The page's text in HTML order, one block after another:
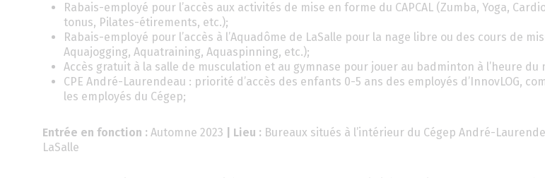
Rabais-employé pour l’accès aux activités de mise en forme du CAPCAL (Zumba, Yoga,
tonus, Pilates-étirements, etc.);
Rabais-employé pour l’accès à l’Aquadôme de LaSalle pour la nage libre ou des cours de
Aquajogging, Aquatraining, Aquaspinning, etc.);
Accès gratuit à la salle de musculation et au gymnase pour jouer au badminton à l’heure du
CPE André-Laurendeau : priorité d’accès des enfants 0-5 ans des employés d’InnovLOG,
les employés du Cégep;
Entrée en fonction : Automne 2023 | Lieu : Bureaux situés à l’intérieur du Cégep André-
LaSalle